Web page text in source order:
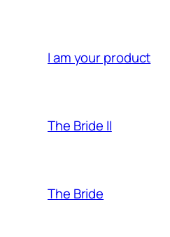
I am your product
The Bride II
The Bride